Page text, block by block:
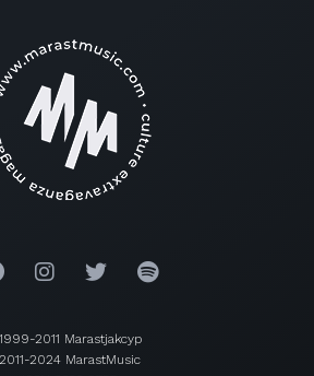
1999-2011 Marastjakcyp
2011-2024 MarastMusic